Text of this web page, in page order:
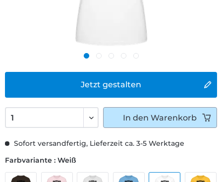
Jetzt gestalten
Sofort versandfertig, Lieferzeit ca. 3-5 Werktage
Farbvariante : Weiß
In den Warenkorb